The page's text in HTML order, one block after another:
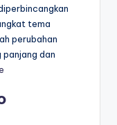
tema
perubahan
dan